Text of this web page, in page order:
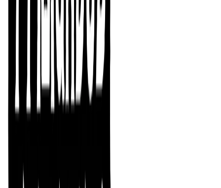
Ya están aquí las cartas de combate para Mythras.
Mientras seguimos trabajando en la maquetación de
nuestra próxima publicación, hemos sacado un poquito
de tiempo, para traducir, diseñar, maquetar y llevar a
impresión un complemento. Estas cartas de combate no
son indispensables, pero te serán muy útiles para
Las Cartas de Combate de Mythras son un modo de